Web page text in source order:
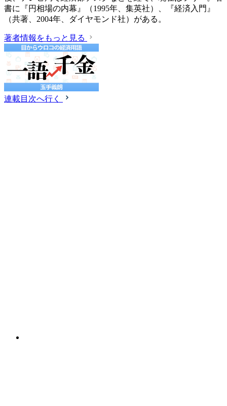
書に『円相場の内幕』（1995年、集英社）、『経済入門』
（共著、2004年、ダイヤモンド社）がある。
著者情報をもっと見る
連載目次へ行く